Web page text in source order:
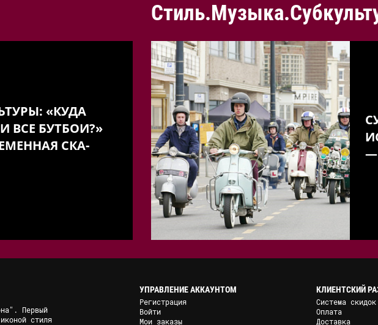
«КУДА
ВСЕ БУТБОИ?»
СКА-
—
Первый
стиля
УПРАВЛЕНИЕ АККАУНТОМ
Регистрация
Войти
Мои заказы
КЛИЕНТСКИЙ
Система скидок
Оплата
Доставка